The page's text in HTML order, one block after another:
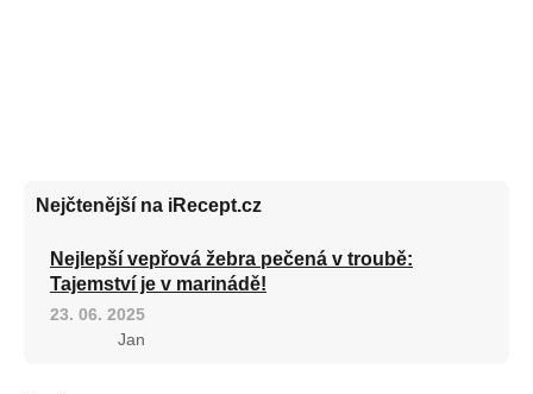
Nejčtenější na iRecept.cz
Nejlepší vepřová žebra pečená v troubě:
Tajemství je v marinádě!
23. 06. 2025
Jan